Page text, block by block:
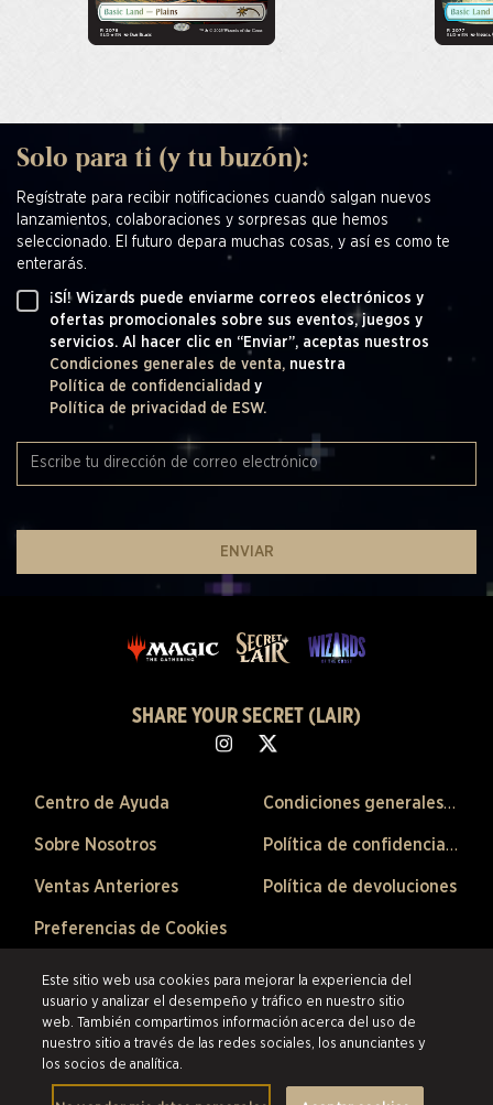
Solo para ti (y tu buzón):
Regístrate para recibir notificaciones cuando salgan nuevos
lanzamientos, colaboraciones y sorpresas que hemos
seleccionado. El futuro depara muchas cosas, y así es como te
enterarás.
¡SÍ! Wizards puede enviarme correos electrónicos y
ofertas promocionales sobre sus eventos, juegos y
servicios. Al hacer clic en “Enviar”, aceptas nuestros
Condiciones generales de venta, nuestra
Política de confidencialidad y
Política de privacidad de ESW.
ENVIAR
SHARE YOUR SECRET (LAIR)
Centro de Ayuda
Sobre Nosotros
Ventas Anteriores
Preferencias de Cookies
Condiciones generales de venta
Política de confidencialidad
Política de devoluciones
©2026 ESW France SAS. Todos los derechos reservados.
Las marcas
citadas son propiedad de sus respectivos dueños en los Estados Unidos y
otros países.
ESW France SAS es el revendedor autorizado de los productos
y servicios ofrecidos en esta tienda en línea.
Este sitio web usa cookies para mejorar la experiencia del
usuario y analizar el desempeño y tráfico en nuestro sitio
web. También compartimos información acerca del uso de
nuestro sitio a través de las redes sociales, los anunciantes y
los socios de analítica.